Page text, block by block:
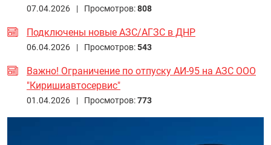
07.04.2026 | Просмотров:808
Подключены новые АЗС/АГЗС в ДНР
06.04.2026 | Просмотров:543
Важно! Ограничение по отпуску АИ-95 на АЗС ООО
"Киришиавтосервис"
01.04.2026 | Просмотров:773